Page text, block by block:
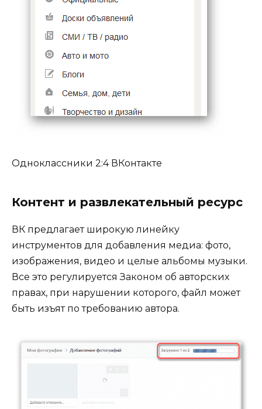
Одноклассники 2:4 ВКонтакте
Контент и развлекательный ресурс
ВК предлагает широкую линейку
инструментов для добавления медиа: фото,
изображения, видео и целые альбомы музыки.
Все это регулируется Законом об авторских
правах, при нарушении которого, файл может
быть изъят по требованию автора.